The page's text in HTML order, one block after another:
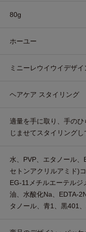
80g
ホーユー
ミニーレウイウイデザ
ヘアケア スタイリング
適量を手に取り、手の
じませてスタイリングし
水、PVP、エタノール
セトンアクリルアミド)
EG-11メチルエーテル
油、水酸化Na、EDTA-
タノール、青1、黒401